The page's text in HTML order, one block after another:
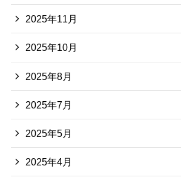
2025年11月
2025年10月
2025年8月
2025年7月
2025年5月
2025年4月